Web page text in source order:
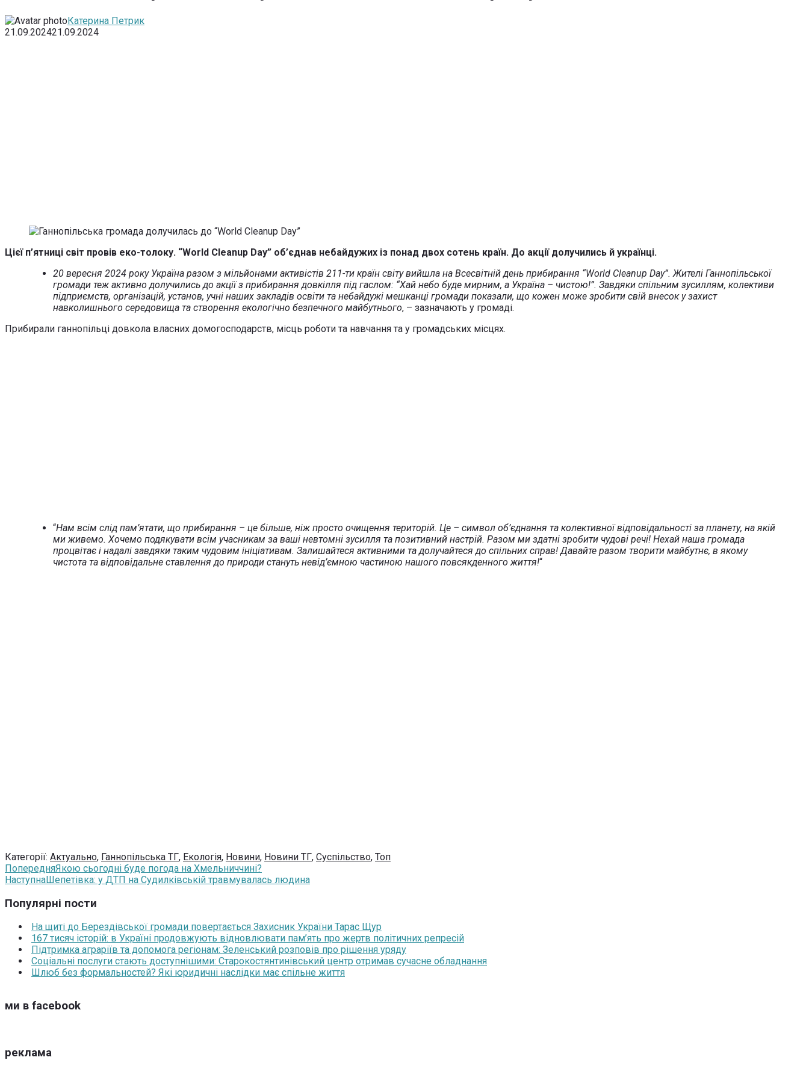
Катерина Петрик
21.09.202421.09.2024
Цієї п’ятниці світ провів еко-толоку. “World Cleanup Day” об’єднав небайдужих із понад двох сотень країн. До акції долучились й українці.
20 вересня 2024 року Україна разом з мільйонами активістів 211-ти країн світу вийшла на Всесвітній день прибирання “World Cleanup Day”. Жителі Ганнопільської
громади теж активно долучились до акції з прибирання довкілля під гаслом: “Хай небо буде мирним, а Україна – чистою!”. Завдяки спільним зусиллям, колективи
підприємств, організацій, установ, учні наших закладів освіти та небайдужі мешканці громади показали, що кожен може зробити свій внесок у захист
навколишнього середовища та створення екологічно безпечного майбутнього, – зазначають у громаді.
Прибирали ганнопільці довкола власних домогосподарств, місць роботи та навчання та у громадських місцях.
“Нам всім слід пам’ятати, що прибирання – це більше, ніж просто очищення територій. Це – символ об’єднання та колективної відповідальності за планету, на якій
ми живемо. Хочемо подякувати всім учасникам за ваші невтомні зусилля та позитивний настрій. Разом ми здатні зробити чудові речі! Нехай наша громада
процвітає і надалі завдяки таким чудовим ініціативам. Залишайтеся активними та долучайтеся до спільних справ! Давайте разом творити майбутнє, в якому
чистота та відповідальне ставлення до природи стануть невід’ємною частиною нашого повсякденного життя!“
Категорії: Актуально, Ганнопільська ТГ, Екологія, Новини, Новини ТГ, Суспільство, Топ
ПопередняЯкою сьогодні буде погода на Хмельниччині?
НаступнаШепетівка: у ДТП на Судилківській травмувалась людина
Популярні пости
На щиті до Берездівської громади повертається Захисник України Тарас Щур
167 тисяч історій: в Україні продовжують відновлювати пам’ять про жертв політичних репресій
Підтримка аграріїв та допомога регіонам: Зеленський розповів про рішення уряду
Соціальні послуги стають доступнішими: Старокостянтинівський центр отримав сучасне обладнання
Шлюб без формальностей? Які юридичні наслідки має спільне життя
ми в facebook
реклама